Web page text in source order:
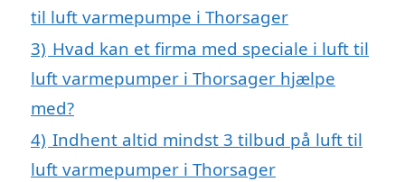
til luft varmepumpe i Thorsager
3) Hvad kan et firma med speciale i luft til
luft varmepumper i Thorsager hjælpe
med?
4) Indhent altid mindst 3 tilbud på luft til
luft varmepumper i Thorsager